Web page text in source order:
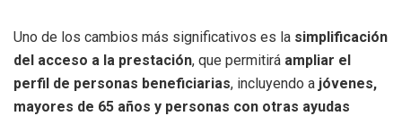
Uno de los cambios más significativos es la simplificación
del acceso a la prestación, que permitirá ampliar el
perfil de personas beneficiarias, incluyendo a jóvenes,
mayores de 65 años y personas con otras ayudas